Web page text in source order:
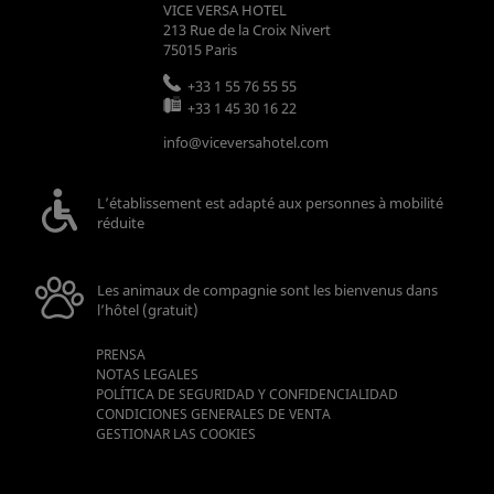
VICE VERSA HOTEL
213 Rue de la Croix Nivert
75015 Paris
+33 1 55 76 55 55
+33 1 45 30 16 22
info@viceversahotel.com
L’établissement est adapté aux personnes à mobilité
réduite
Les animaux de compagnie sont les bienvenus dans
l’hôtel (gratuit)
PRENSA
NOTAS LEGALES
POLÍTICA DE SEGURIDAD Y CONFIDENCIALIDAD
CONDICIONES GENERALES DE VENTA
GESTIONAR LAS COOKIES